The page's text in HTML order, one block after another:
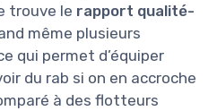
trouve le rapport qualité-
même plusieurs
qui permet d’équiper
du rab si on en accroche
à des flotteurs